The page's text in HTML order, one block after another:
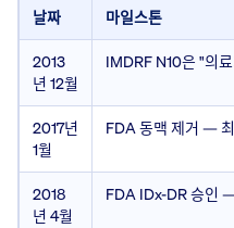
날짜 마일스톤
2013
년 12월
IMDRF N10은 "의
2017년
1월
FDA 동맥 제거 —
2018
년 4월
FDA IDx-DR 승인